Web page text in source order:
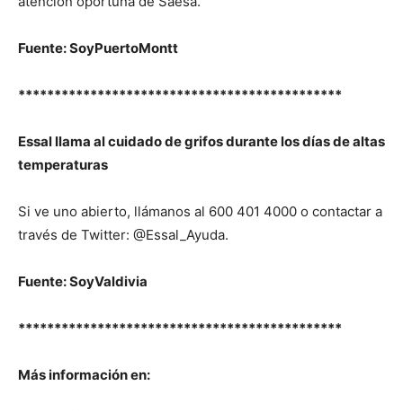
Fuente: SoyPuertoMontt
*********************************************
Essal llama al cuidado de grifos durante los días de altas
temperaturas
Si ve uno abierto, llámanos al 600 401 4000 o contactar a
través de Twitter: @Essal_Ayuda.
Fuente: SoyValdivia
*********************************************
Más información en: